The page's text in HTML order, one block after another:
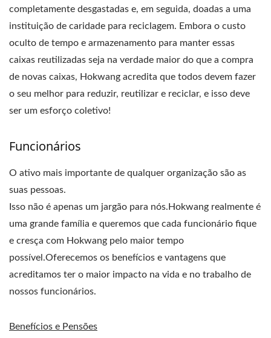
completamente desgastadas e, em seguida, doadas a uma
instituição de caridade para reciclagem. Embora o custo
oculto de tempo e armazenamento para manter essas
caixas reutilizadas seja na verdade maior do que a compra
de novas caixas, Hokwang acredita que todos devem fazer
o seu melhor para reduzir, reutilizar e reciclar, e isso deve
ser um esforço coletivo!
Funcionários
O ativo mais importante de qualquer organização são as
suas pessoas.
Isso não é apenas um jargão para nós.Hokwang realmente é
uma grande família e queremos que cada funcionário fique
e cresça com Hokwang pelo maior tempo
possível.Oferecemos os benefícios e vantagens que
acreditamos ter o maior impacto na vida e no trabalho de
nossos funcionários.
Benefícios e Pensões